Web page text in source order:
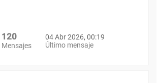
120
Mensajes
04 Abr 2026, 00:19
Último mensaje